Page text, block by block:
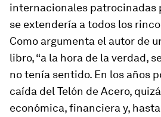
internacionales patrocinadas
se extendería a todos los
Como argumenta el autor de
libro, “a la hora de la verdad,
no tenía sentido. En los años
caída del Telón de Acero,
económica, financiera y,